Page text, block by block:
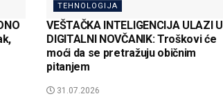
TEHNOLOGIJA
VEŠTAČKA INTELIGENCIJA ULAZI U
DIGITALNI NOVČANIK: Troškovi će
moći da se pretražuju običnim
pitanjem
31.07.2026